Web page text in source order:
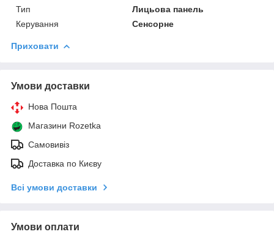
Тип
Лицьова панель
Керування
Сенсорне
Приховати
Умови доставки
Нова Пошта
Магазини Rozetka
Самовивіз
Доставка по Києву
Всі умови доставки
Умови оплати